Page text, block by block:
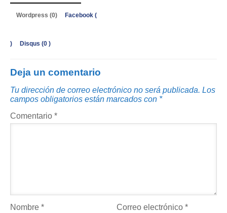
Wordpress (0) Facebook (
) Disqus (0 )
Deja un comentario
Tu dirección de correo electrónico no será publicada. Los
campos obligatorios están marcados con *
Comentario *
Nombre * Correo electrónico*